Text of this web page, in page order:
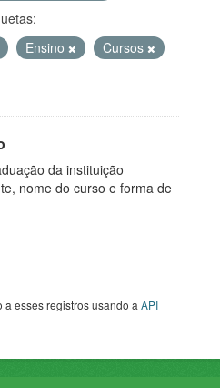
Ensino
Cursos
da instituição
nome do curso e forma de
a esses registros usando aAPI